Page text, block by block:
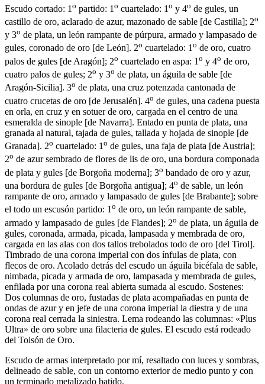
Escudo cortado: 1 o partido: 1 o cuartelado: 1 o y 4o de gules, un
castillo de oro, aclarado de azur, mazonado de sable [de Castilla]; 2o
y 3o de plata, un león rampante de púrpura, armado y lampasado de
gules, coronado de oro [de León]. 2o cuartelado: 1o de oro, cuatro
palos de gules [de Aragón]; 2o cuartelado en aspa: 1 o y 4o de oro,
cuatro palos de gules; 2o y 3o de plata, un águila de sable [de
Aragón-Sicilia]. 3o de plata, una cruz potenzada cantonada de
cuatro crucetas de oro [de Jerusalén]. 4o de gules, una cadena puesta
en orla, en cruz y en sotuer de oro, cargada en el centro de una
esmeralda de sinople [de Navarra]. Entado en punta de plata, una
granada al natural, tajada de gules, tallada y hojada de sinople [de
Granada]. 2o cuartelado: 1o de gules, una faja de plata [de Austria];
2o de azur sembrado de flores de lis de oro, una bordura componada
de plata y gules [de Borgoña moderna]; 3o bandado de oro y azur,
una bordura de gules [de Borgoña antigua]; 4o de sable, un león
rampante de oro, armado y lampasado de gules [de Brabante]; sobre
el todo un escusón partido: 1o de oro, un león rampante de sable,
armado y lampasado de gules [de Flandes]; 2o de plata, un águila de
gules, coronada, armada, picada, lampasada y membrada de oro,
cargada en las alas con dos tallos trebolados todo de oro [del Tirol].
Timbrado de una corona imperial con dos ínfulas de plata, con
flecos de oro. Acolado detrás del escudo un águila bicéfala de sable,
nimbada, picada y armada de oro, lampasada y membrada de gules,
enfilada por una corona real abierta sumada al escudo. Sostenes:
Dos columnas de oro, fustadas de plata acompañadas en punta de
ondas de azur y en jefe de una corona imperial la diestra y de una
corona real cerrada la siniestra. Lema rodeando las columnas: «Plus
Ultra» de oro sobre una filacteria de gules. El escudo está rodeado
del Toisón de Oro.
Escudo de armas interpretado por mí, resaltado con luces y sombras,
delineado de sable, con un contorno exterior de medio punto y con
un terminado metalizado batido.